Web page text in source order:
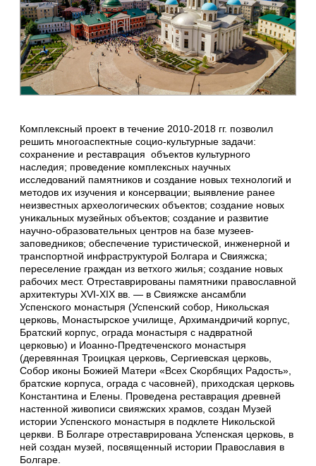
Комплексный проект в течение 2010-2018 гг. позволил
решить многоаспектные социо-культурные задачи:
сохранение и реставрация объектов культурного
наследия; проведение комплексных научных
исследований памятников и создание новых технологий и
методов их изучения и консервации; выявление ранее
неизвестных археологических объектов; создание новых
уникальных музейных объектов; создание и развитие
научно-образовательных центров на базе музеев-
заповедников; обеспечение туристической, инженерной и
транспортной инфраструктурой Болгара и Свияжска;
переселение граждан из ветхого жилья; создание новых
рабочих мест. Отреставрированы памятники православной
архитектуры XVI-XIX вв. — в Свияжске ансамбли
Успенского монастыря (Успенский собор, Никольская
церковь, Монастырское училище, Архимандричий корпус,
Братский корпус, ограда монастыря с надвратной
церковью) и Иоанно-Предтеченского монастыря
(деревянная Троицкая церковь, Сергиевская церковь,
Собор иконы Божией Матери «Всех Скорбящих Радость»,
братские корпуса, ограда с часовней), приходская церковь
Константина и Елены. Проведена реставрация древней
настенной живописи свияжских храмов, создан Музей
истории Успенского монастыря в подклете Никольской
церкви. В Болгаре отреставрирована Успенская церковь, в
ней создан музей, посвященный истории Православия в
Болгаре.